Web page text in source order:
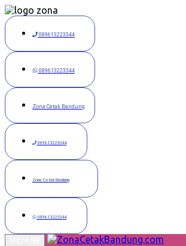
Langsung
ke
konten
089613223344
089613223344
Zona Cetak Bandung
089613223344
Zona Cetak Bandung
089613223344